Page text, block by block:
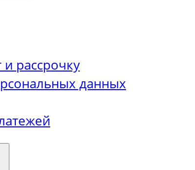
рассрочку
данных